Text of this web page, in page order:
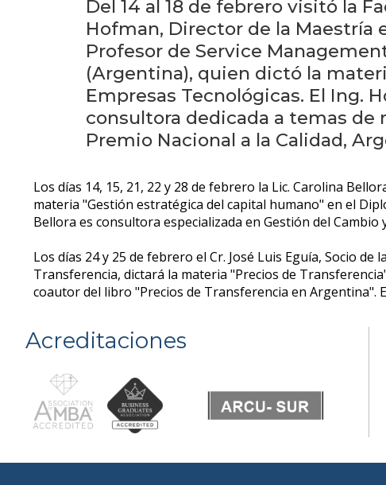
Del 14 al 18 de febrero visitó la
Hofman, Director de la Maestría
Profesor de Service
(Argentina), quien dictó la
Empresas Tecnológicas. El Ing.
consultora dedicada a temas
Premio Nacional a la Calidad,
Los días 14, 15, 21, 22 y 28 de febrero la Lic. Carolina
materia "Gestión estratégica del capital humano" en el
Bellora es consultora especializada en Gestión del
Los días 24 y 25 de febrero el Cr. José Luis Eguía, Socio
Transferencia, dictará la materia "Precios de
coautor del libro "Precios de Transferencia en Argentina".
Acreditaciones